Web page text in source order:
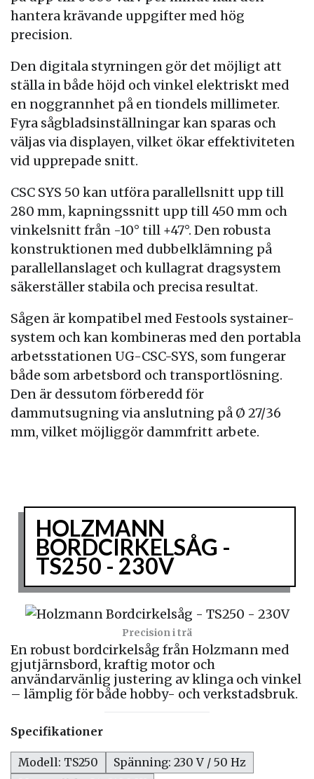
hantera krävande uppgifter med hög
precision.
Den digitala styrningen gör det möjligt att
ställa in både höjd och vinkel elektriskt med
en noggrannhet på en tiondels millimeter.
Fyra sågbladsinställningar kan sparas och
väljas via displayen, vilket ökar effektiviteten
vid upprepade snitt.
CSC SYS 50 kan utföra parallellsnitt upp till
280 mm, kapningssnitt upp till 450 mm och
vinkelsnitt från -10° till +47°. Den robusta
konstruktionen med dubbelklämning på
parallellanslaget och kullagrat dragsystem
säkerställer stabila och precisa resultat.
Sågen är kompatibel med Festools systainer-
system och kan kombineras med den portabla
arbetsstationen UG-CSC-SYS, som fungerar
både som arbetsbord och transportlösning.
Den är dessutom förberedd för
dammutsugning via anslutning på Ø 27/36
mm, vilket möjliggör dammfritt arbete.
Precision i trä
HOLZMANN
BORDCIRKELSÅG -
TS250 - 230V
En robust bordcirkelsåg från Holzmann med
gjutjärnsbord, kraftig motor och
användarvänlig justering av klinga och vinkel
– lämplig för både hobby- och verkstadsbruk.
Specifikationer
Modell: TS250
Spänning: 230 V / 50 Hz